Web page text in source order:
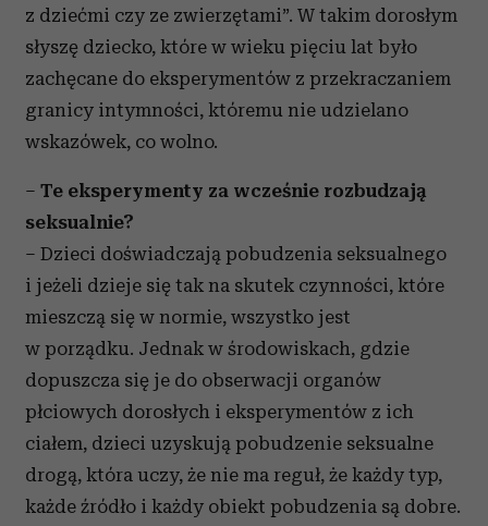
z dziećmi czy ze zwierzętami”. W takim dorosłym
słyszę dziecko, które w wieku pięciu lat było
zachęcane do eksperymentów z przekraczaniem
granicy intymności, któremu nie udzielano
wskazówek, co wolno.
– Te eksperymenty za wcześnie rozbudzają
seksualnie?
– Dzieci doświadczają pobudzenia seksualnego
i jeżeli dzieje się tak na skutek czynności, które
mieszczą się w normie, wszystko jest
w porządku. Jednak w środowiskach, gdzie
dopuszcza się je do obserwacji organów
płciowych dorosłych i eksperymentów z ich
ciałem, dzieci uzyskują pobudzenie seksualne
drogą, która uczy, że nie ma reguł, że każdy typ,
każde źródło i każdy obiekt pobudzenia są dobre.